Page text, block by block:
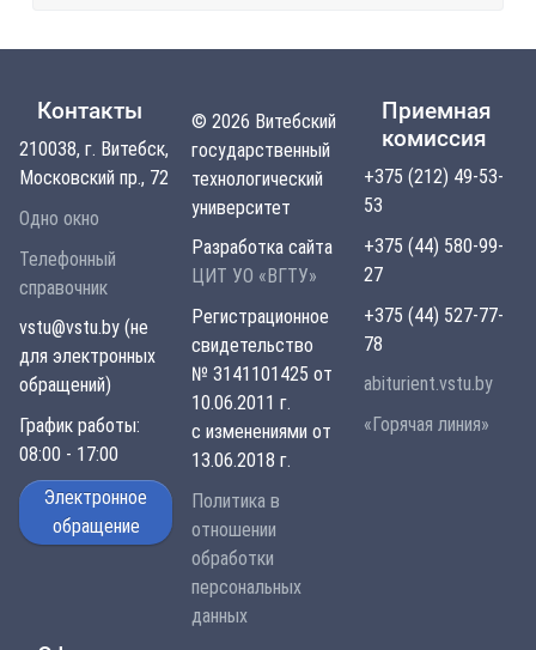
Контакты
210038, г. Витебск,
Московский пр., 72
Одно окно
Телефонный
справочник
vstu@vstu.by (не
для электронных
обращений)
График работы:
08:00 - 17:00
Электронное
обращение
© 2026 Витебский
государственный
технологический
университет
Разработка сайта
ЦИТ УО «ВГТУ»
Регистрационное
свидетельство
№ 3141101425 от
10.06.2011 г.
с изменениями от
13.06.2018 г.
Политика в
отношении
обработки
персональных
данных
Приемная
комиссия
+375 (212) 49-53-
53
+375 (44) 580-99-
27
+375 (44) 527-77-
78
abiturient.vstu.by
«Горячая линия»